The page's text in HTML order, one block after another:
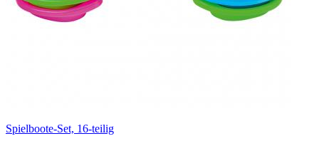
Spielboote-Set, 16-teilig